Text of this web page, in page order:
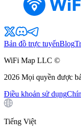
Bản đồ trực tuyếnBlog
WiFi Map LLC ©
2026 Mọi quyền được
Điều khoản sử dụng
Tiếng Việt